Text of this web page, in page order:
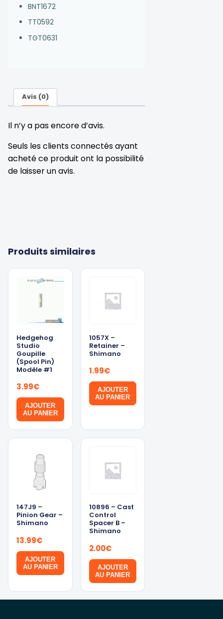
BNT1672
TT0592
TGT0631
Avis (0)
Il n’y a pas encore d’avis.
Seuls les clients connectés ayant
acheté ce produit ont la possibilité
de laisser un avis.
Produits similaires
Hedgehog
Studio
Goupille
(Spool Pin)
Modèle #1
3.99€
AJOUTER
AU PANIER
1057X –
Retainer –
Shimano
1.99€
AJOUTER
AU PANIER
147J9 –
Pinion Gear –
Shimano
13.99€
AJOUTER
AU PANIER
10896 – Cast
Control
Spacer B –
Shimano
2.00€
AJOUTER
AU PANIER